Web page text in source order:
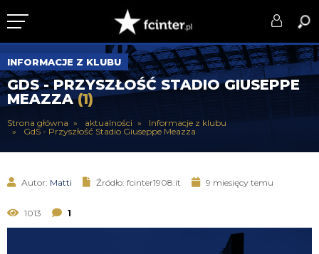
KLUB
DRUŻYNA
SERIE A
PUCHARY
DLA TIFOSICH
SERWIS
INFORMACJE Z KLUBU
GDS - PRZYSZŁOŚĆ STADIO GIUSEPPE
MEAZZA(1)
Strona główna aktualności
Informacje z klubu
GdS - Przyszłość Stadio Giuseppe Meazza
Autor: Matti Źródło: fcinter1908.it 9 miesięcy temu
1013 1